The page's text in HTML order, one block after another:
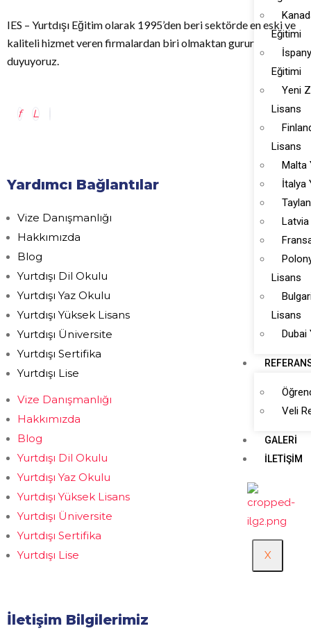
Eğitimi
Eğitimi
Yeni
Lisans
Lisans
Malta
İtalya
Lisans
Lisans
Dubai
Veli
GALERI
İLETIŞIM
X
IES – Yurtdışı Eğitim olarak 1995’den beri sektörde en eski ve
kaliteli hizmet veren firmalardan biri olmaktan gurur
duyuyoruz.
Yardımcı Bağlantılar
Vize Danışmanlığı
Hakkımızda
Blog
Yurtdışı Dil Okulu
Yurtdışı Yaz Okulu
Yurtdışı Yüksek Lisans
Yurtdışı Üniversite
Yurtdışı Sertifika
Yurtdışı Lise
Vize Danışmanlığı
Hakkımızda
Blog
Yurtdışı Dil Okulu
Yurtdışı Yaz Okulu
Yurtdışı Yüksek Lisans
Yurtdışı Üniversite
Yurtdışı Sertifika
Yurtdışı Lise
İletişim Bilgilerimiz